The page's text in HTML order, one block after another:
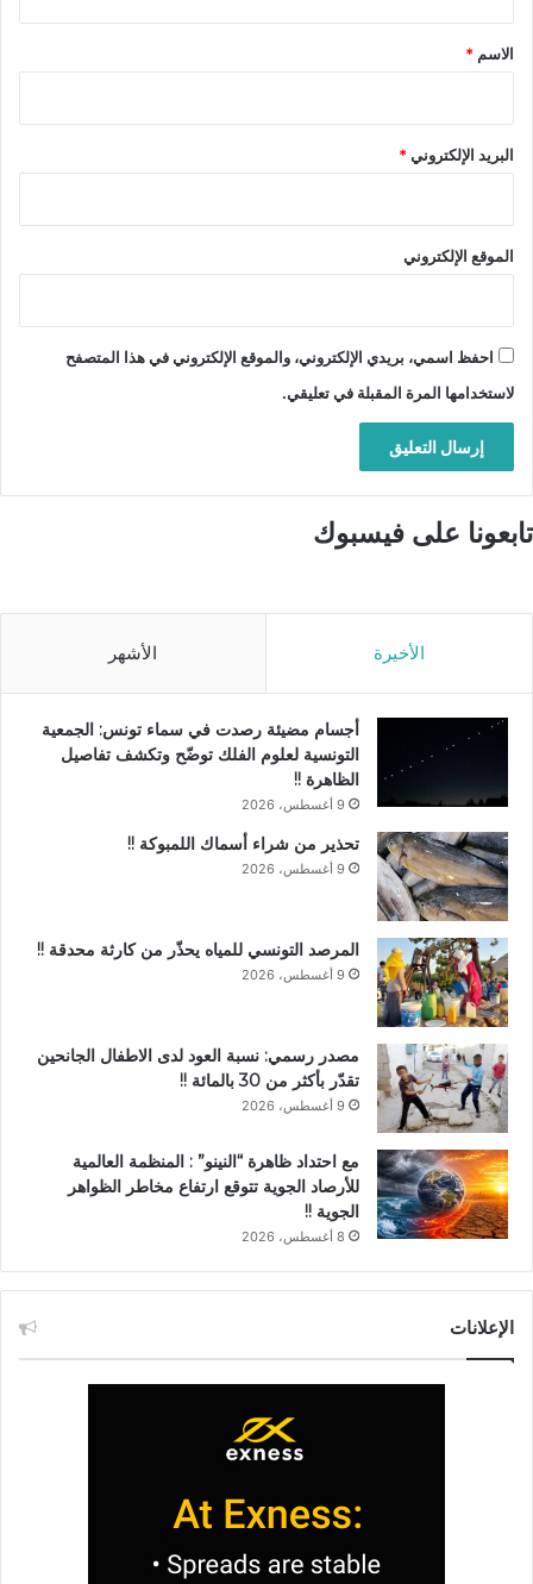
*
الاسم *
البريد الإلكتروني*
الموقع الإلكتروني
احفظ اسمي، بريدي الإلكتروني، والموقع الإلكتروني في هذا المتصفح
لاستخدامها المرة المقبلة في تعليقي.
تابعونا على فيسبوك
الأخيرة الأشهر
أجسام مضيئة رصدت في سماء تونس: الجمعية
التونسية لعلوم الفلك توضّح وتكشف تفاصيل
الظاهرة !!
9 أغسطس، 2026
تحذير من شراء أسماك اللمبوكة !!
9 أغسطس، 2026
المرصد التونسي للمياه يحذّر من كارثة محدقة !!
9 أغسطس، 2026
مصدر رسمي: نسبة العود لدى الاطفال الجانحين
تقدّر بأكثر من 30 بالمائة !!
9 أغسطس، 2026
مع احتداد ظاهرة “النينو” : المنظمة العالمية
للأرصاد الجوية تتوقع ارتفاع مخاطر الظواهر
الجوية !!
8 أغسطس، 2026
الإعلانات